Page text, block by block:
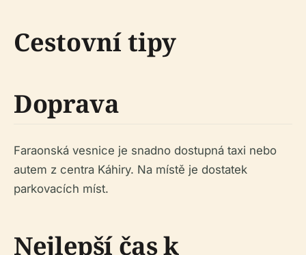
Cestovní tipy
Doprava
Faraonská vesnice je snadno dostupná taxi nebo
autem z centra Káhiry. Na místě je dostatek
parkovacích míst.
Nejlepší čas k